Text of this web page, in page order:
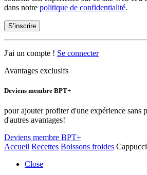
dans notre politique de confidentialité.
S’inscrire
J'ai un compte ! Se connecter
Avantages exclusifs
Deviens membre BPT+
pour ajouter profiter d'une expérience sans
d'autres avantages!
Deviens membre BPT+
Accueil Recettes Boissons froides
Close